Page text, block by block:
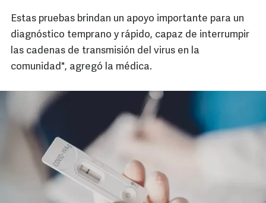
Estas pruebas brindan un apoyo importante para un
diagnóstico temprano y rápido, capaz de interrumpir
las cadenas de transmisión del virus en la
comunidad", agregó la médica.